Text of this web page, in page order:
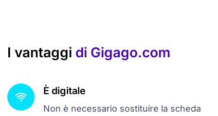
I vantaggi di Gigago.com
È digitale
Non è necessario sostituire la scheda